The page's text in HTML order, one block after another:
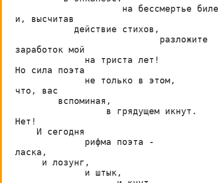
на бессмертье
и, высчитав
           действие стихов,
                           разложите
заработок мой
             на триста лет!
Но сила поэта
             не только в этом,
что, вас
        вспоминая,
                 в грядущем икнут.
Нет!
    И сегодня
             рифма поэта -
ласка,
     и лозунг,
             и штык,